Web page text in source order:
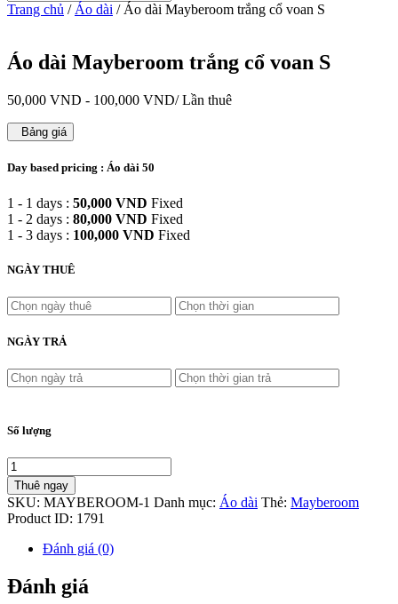
Trang chủ / Áo dài / Áo dài Mayberoom trắng cổ voan S
Áo dài Mayberoom trắng cổ voan S
50,000 VND - 100,000 VND/ Lần thuê
Bảng giá
Day based pricing : Áo dài 50
1 - 1 days : 50,000 VND Fixed
1 - 2 days : 80,000 VND Fixed
1 - 3 days : 100,000 VND Fixed
NGÀY THUÊ
NGÀY TRẢ
Số lượng
Thuê ngay
SKU: MAYBEROOM-1 Danh mục: Áo dài Thẻ: Mayberoom
Product ID: 1791
Đánh giá (0)
Đánh giá